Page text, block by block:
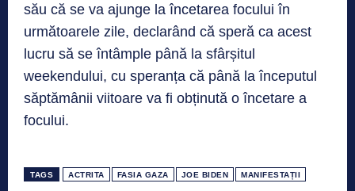
său că se va ajunge la încetarea focului în
următoarele zile, declarând că speră ca acest
lucru să se întâmple până la sfârșitul
weekendului, cu speranța că până la începutul
săptămânii viitoare va fi obținută o încetare a
focului.
TAGS ACTRITA FASIA GAZA JOE BIDEN MANIFESTAȚII